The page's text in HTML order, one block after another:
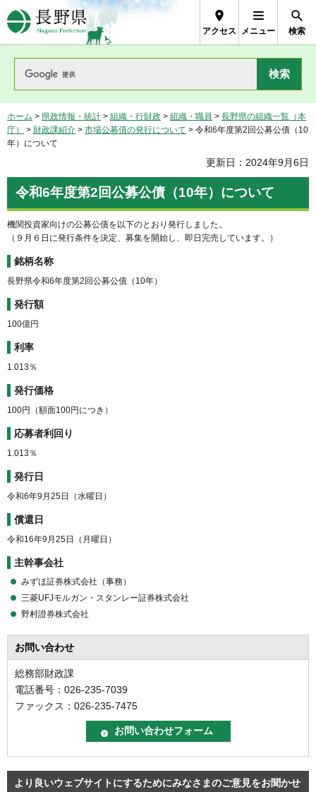
長野県Nagano Prefecture
アクセス メニュー 検索
ホーム > 県政情報・統計 > 組織・行財政 > 組織・職員 > 長野県の組織一覧（本
庁）
> 財政課紹介 > 市場公募債の発行について > 令和6年度第2回公募公債（10
年）について
更新日：2024年9月6日
令和6年度第2回公募公債（10年）について
機関投資家向けの公募公債を以下のとおり発行しました。
（９月６日に発行条件を決定、募集を開始し、即日完売しています。）
銘柄名称
長野県令和6年度第2回公募公債（10年）
発行額
100億円
利率
1.013％
発行価格
100円（額面100円につき）
応募者利回り
1.013％
発行日
令和6年9月25日（水曜日）
償還日
令和16年9月25日（月曜日）
主幹事会社
みずほ証券株式会社（事務）
三菱UFJモルガン・スタンレー証券株式会社
野村證券株式会社
お問い合わせ
総務部財政課
電話番号：026-235-7039
ファックス：026-235-7475
より良いウェブサイトにするためにみなさまのご意見をお聞かせ